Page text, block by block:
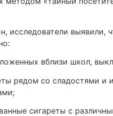
исследователи выявили,
вблизи школ,
рядом со сладостями и
сигареты с